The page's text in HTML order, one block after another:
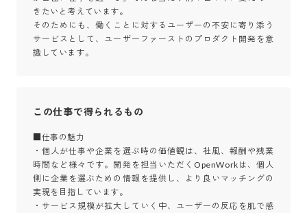
きたいと考えています。
そのためにも、働くことに対するユーザーの不安に寄り添う
サービスとして、ユーザーファーストのプロダクト開発を意
識しています。
この仕事で得られるもの
■仕事の魅力
・個人が仕事や企業を選ぶ時の価値観は、社風、報酬や残業
時間など様々です。開発を担当いただくOpenWorkは、個人
側に企業を選ぶための情報を提供し、より良いマッチングの
実現を目指しています。
・サービス規模が拡大していく中、ユーザーの反応を肌で感